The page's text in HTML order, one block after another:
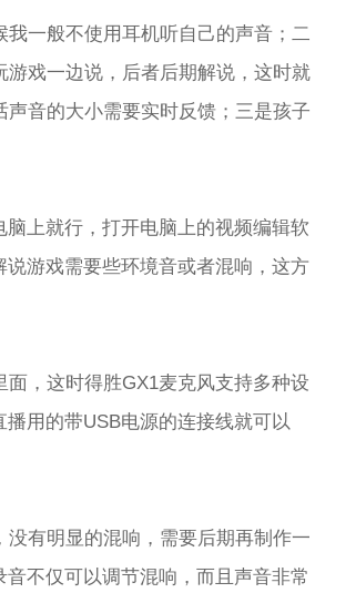
一般不使用耳机听自己的声音；二
戏一边说，后者后期解说，这时就
音的大小需要实时反馈；三是孩子
上就行，打开电脑上的视频编辑软
游戏需要些环境音或者混响，这方
，这时得胜GX1麦克风支持多种设
用的带USB电源的连接线就可以
有明显的混响，需要后期再制作一
不仅可以调节混响，而且声音非常